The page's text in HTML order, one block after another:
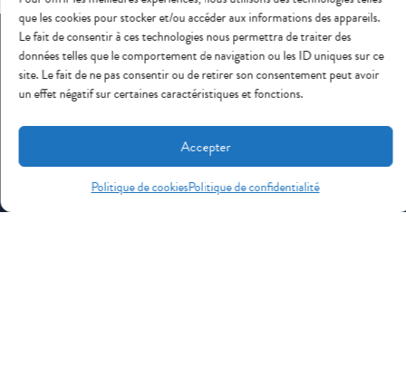
que les cookies pour stocker et/ou accéder aux informations des appareils.
Le fait de consentir à ces technologies nous permettra de traiter des
données telles que le comportement de navigation ou les ID uniques sur ce
site. Le fait de ne pas consentir ou de retirer son consentement peut avoir
un effet négatif sur certaines caractéristiques et fonctions.
Accepter
Politique de cookiesPolitique de confidentialité
Abonnez-vous à notre Newsletter